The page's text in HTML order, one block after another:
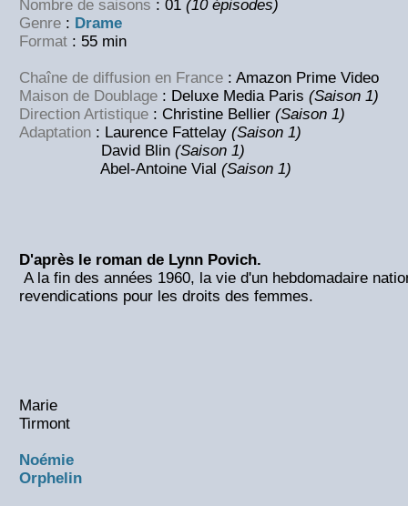
Nombre de saisons : 01 (10 épisodes)
Genre : Drame
Format : 55 min
Chaîne de diffusion en France : Amazon Prime Video
Maison de Doublage : Deluxe Media Paris (Saison 1)
Direction Artistique : Christine Bellier (Saison 1)
Adaptation : Laurence Fattelay (Saison 1)
David Blin (Saison 1)
Abel-Antoine Vial (Saison 1)
D'après le roman de Lynn Povich.
A la fin des années 1960, la vie d'un hebdomadaire
revendications pour les droits des femmes.
Marie
Tirmont
Noémie
Orphelin